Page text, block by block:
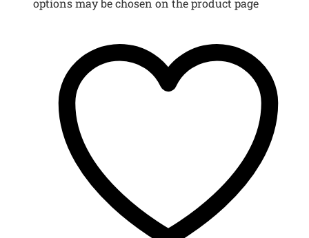
options may be chosen on the product page